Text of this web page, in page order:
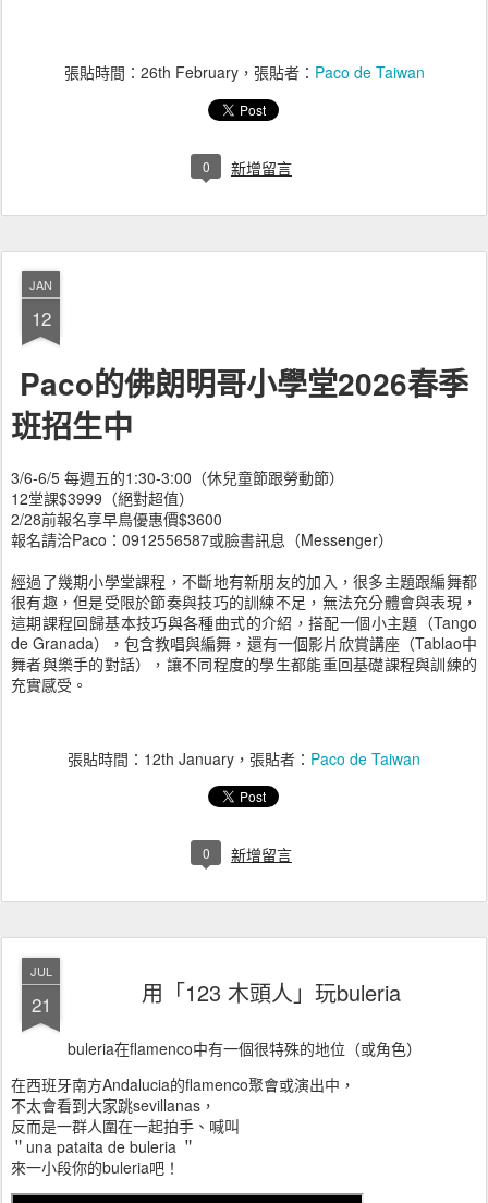
張貼時間： 26th February，張貼者： Paco de Taiwan
0 新增留言
JAN
12
Paco的佛朗明哥小學堂2026春季
班招生中
3/6-6/5 每週五的1:30-3:00（休兒童節跟勞動節）
12堂課$3999（絕對超值）
2/28前報名享早鳥優惠價$3600
報名請洽Paco：0912556587或臉書訊息（Messenger）
經過了幾期小學堂課程，不斷地有新朋友的加入，很多主題跟編舞都
很有趣，但是受限於節奏與技巧的訓練不足，無法充分體會與表現，
這期課程回歸基本技巧與各種曲式的介紹，搭配一個小主題（Tango
de Granada），包含教唱與編舞，還有一個影片欣賞講座（Tablao中
舞者與樂手的對話），讓不同程度的學生都能重回基礎課程與訓練的
充實感受。
張貼時間： 12th January ，張貼者： Paco de Taiwan
0 新增留言
JUL
21 用「123 木頭人」玩buleria
buleria在flamenco中有一個很特殊的地位（或角色）
在西班牙南方Andalucia的flamenco聚會或演出中，
不太會看到大家跳sevillanas，
反而是一群人圍在一起拍手、喊叫
＂una pataita de buleria ＂
來一小段你的buleria吧！